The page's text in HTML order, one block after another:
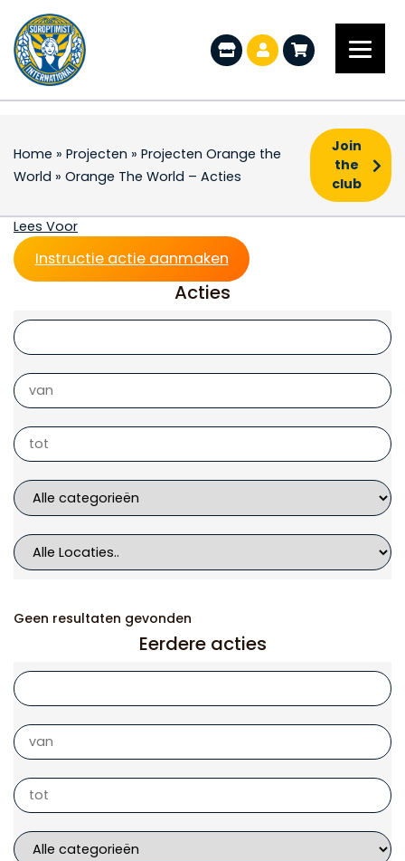
Home » Projecten » Projecten Orange the
World » Orange The World – Acties
Join
the
club
Orange The World –
Lees Voor
Instructie actie aanmaken
Acties
Geen resultaten gevonden
Eerdere acties